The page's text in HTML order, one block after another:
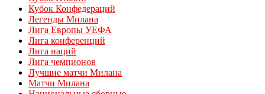
Кубок Конфедераций
Легенды Милана
Лига Европы УЕФА
Лига конференций
Лига наций
Лига чемпионов
Лучшие матчи Милана
Матчи Милана